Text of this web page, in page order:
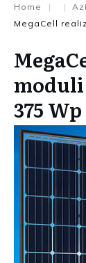
Home | |
375 Wp